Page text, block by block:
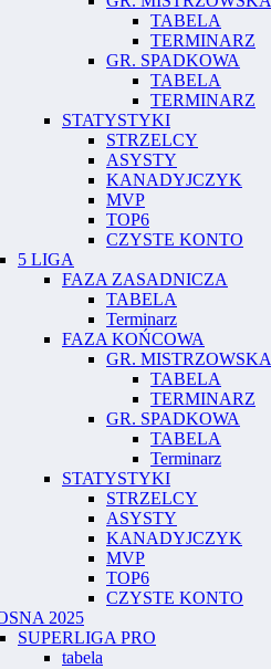
TABELA
TERMINARZ
GR. SPADKOWA
TABELA
TERMINARZ
STATYSTYKI
STRZELCY
ASYSTY
KANADYJCZYK
MVP
TOP6
CZYSTE KONTO
5 LIGA
FAZA ZASADNICZA
TABELA
Terminarz
FAZA KOŃCOWA
GR. MISTRZOWSKA
TABELA
TERMINARZ
GR. SPADKOWA
TABELA
Terminarz
STATYSTYKI
STRZELCY
ASYSTY
KANADYJCZYK
MVP
TOP6
CZYSTE KONTO
2025
SUPERLIGA PRO
tabela